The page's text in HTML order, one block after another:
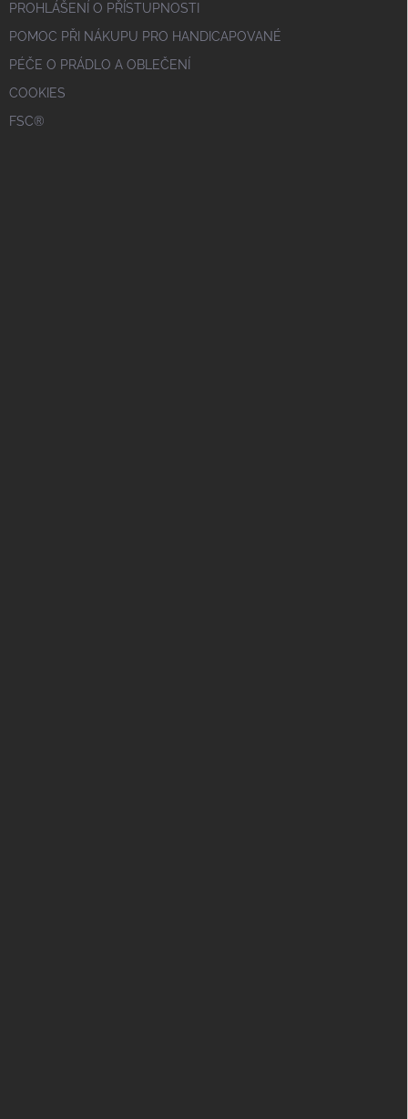
PROHLÁŠENÍ O PŘÍSTUPNOSTI
POMOC PŘI NÁKUPU PRO HANDICAPOVANÉ
PÉČE O PRÁDLO A OBLEČENÍ
COOKIES
FSC®